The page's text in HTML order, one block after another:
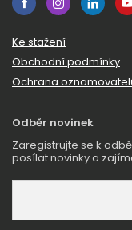
Ke stažení
Obchodní podmínky
Ochrana
Odběr novinek
Zaregistrujte se k
posílat novinky a